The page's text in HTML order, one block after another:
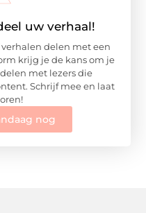
uw verhaal!
delen met een
krijg je de kans om je
met lezers die
Schrijf mee en laat
nog